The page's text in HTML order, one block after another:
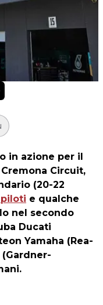
in azione per il
Circuit,
(20-22
e qualche
nel secondo
Ducati
Yamaha (Rea-
(Gardner-